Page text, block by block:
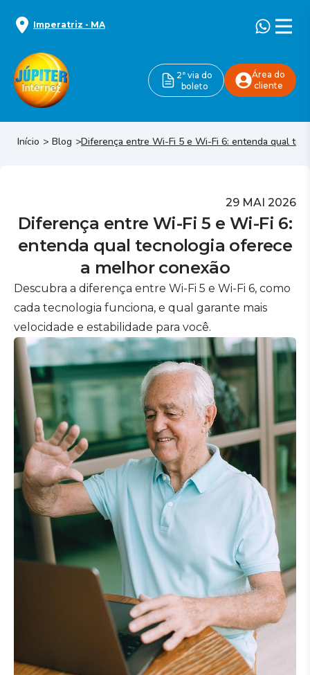
Imperatriz - MA
2ª via do
boleto
Área do
cliente
Início Blog Diferença entre Wi-Fi 5 e Wi-Fi 6: entenda qual
29 MAI 2026
Diferença entre Wi-Fi 5 e Wi-Fi 6:
entenda qual tecnologia oferece
a melhor conexão
Descubra a diferença entre Wi-Fi 5 e Wi-Fi 6, como
cada tecnologia funciona, e qual garante mais
velocidade e estabilidade para você.